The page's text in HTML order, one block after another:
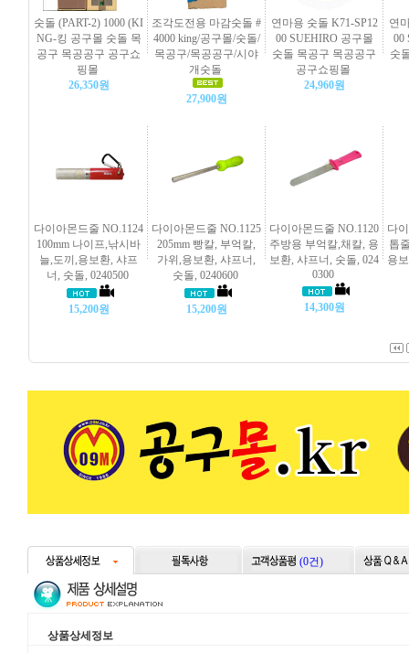
숫돌 (PART-2) 1000 (KI
NG-킹 공구몰 숫돌 목
공구 목공공구 공구쇼
핑몰
26,350원
조각도전용 마감숫돌 #
4000 king/공구몰/숫돌/
목공구/목공공구/시야
개숫돌
27,900원
연마용 숫돌 K71-SP12
00 SUEHIRO 공구몰
숫돌 목공구 목공공구
공구쇼핑몰
24,960원
연
00
숫
다이아몬드줄 NO.1124
100mm 나이프,낚시바
늘,도끼,용보환, 샤프
너, 숫돌, 0240500
15,200원
다이아몬드줄 NO.1125
205mm 빵칼, 부억칼,
가위,용보환, 샤프너,
숫돌, 0240600
15,200원
다이아몬드줄 NO.1120
주방용 부억칼,채칼, 용
보환, 샤프너, 숫돌, 024
0300
14,300원
다
톱
용
(0건)
상품상세정보